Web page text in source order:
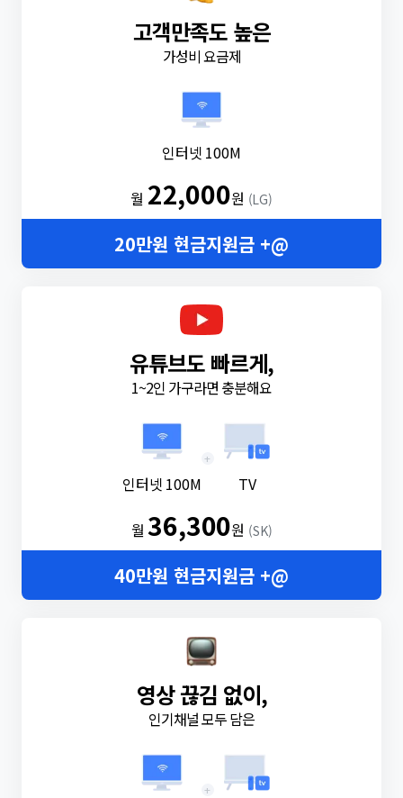
고객만족도 높은
가성비 요금제
인터넷 100M
월 22,000원 (LG)
20만원 현금지원금 +@
유튜브도 빠르게,
1~2인 가구라면 충분해요
인터넷 100M
+
TV
월36,300원 (SK)
40만원 현금지원금 +@
영상 끊김 없이,
인기채널 모두 담은
+